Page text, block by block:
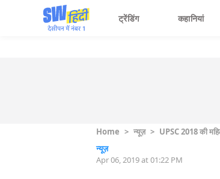
ट्रेंडिंग कहानियां
Home > न्यूज़ > UPSC 2018 की
न्यूज़
Apr 06, 2019 at 01:22 PM